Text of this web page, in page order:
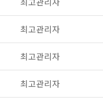
최고관리자
최고관리자
최고관리자